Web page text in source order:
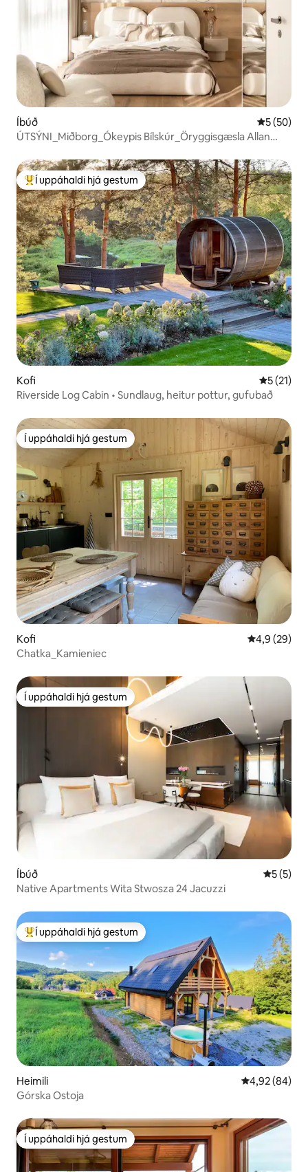
Íbúð 5 af 5 í
5 (50)
ÚTSÝNI_Miðborg_Ókeypis Bílskúr_Öryggisgæsla Allan
Í mestu uppáhaldi hjá gestum
Í uppáhaldi hjá gestum
Kofi 5 af 5 í
5 (21)
Riverside Log Cabin • Sundlaug, heitur pottur, gufubað
Í uppáhaldi hjá gestum
Í uppáhaldi hjá gestum
Kofi 4,9 af 5 í
4,9 (29)
Chatka_Kamieniec
Í uppáhaldi hjá gestum
Í uppáhaldi hjá gestum
Íbúð 5 af 5 í
5 (5)
Native Apartments Wita Stwosza 24 Jacuzzi
Í mestu uppáhaldi hjá gestum
Í uppáhaldi hjá gestum
Heimili 4,92 af 5 í
4,92 (84)
Górska Ostoja
Í uppáhaldi hjá gestum
Í uppáhaldi hjá gestum